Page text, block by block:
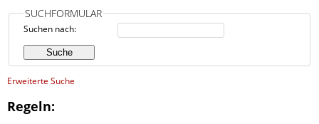
SUCHFORMULAR
Suchen nach:
Erweiterte Suche
Regeln: